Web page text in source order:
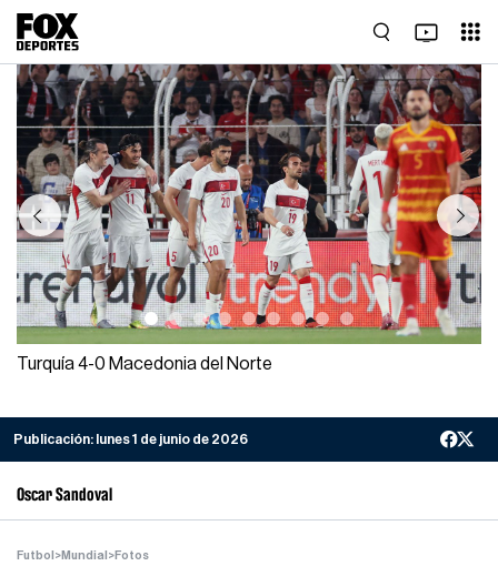
Previous Next
Turquía 4-0 Macedonia del Norte
Publicación: lunes 1 de junio de 2026
Oscar Sandoval
Futbol >Mundial >Fotos